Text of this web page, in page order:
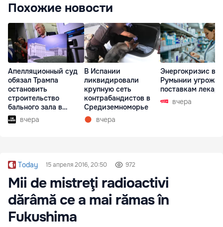
Похожие новости
Апелляционный суд
обязал Трампа
остановить
строительство
бального зала в
Белом доме
вчера
В Испании
ликвидировали
крупную сеть
контрабандистов в
Средиземноморье
вчера
Энергокризис в
Румынии
поставкам
вчера
Today 15 апреля 2016, 20:50 972
Mii de mistreţi radioactivi
dărâmă ce a mai rămas în
Fukushima